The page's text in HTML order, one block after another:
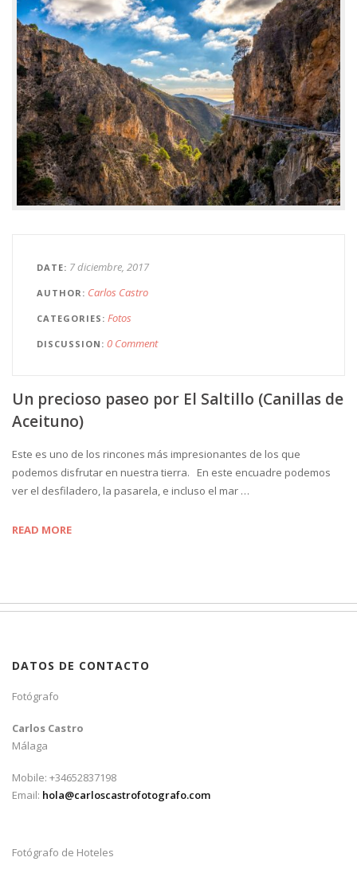
DATE 7 diciembre, 2017
AUTHOR Carlos Castro
CATEGORIES Fotos
DISCUSSION 0 Comment
Un precioso paseo por El Saltillo (Canillas de
Aceituno)
Este es uno de los rincones más impresionantes de los que
podemos disfrutar en nuestra tierra. En este encuadre podemos
ver el desfiladero, la pasarela, e incluso el mar …
READ MORE
DATOS DE CONTACTO
Fotógrafo
Carlos Castro
Málaga
Mobile: +34652837198
Email: hola@carloscastrofotografo.com
Fotógrafo de Hoteles